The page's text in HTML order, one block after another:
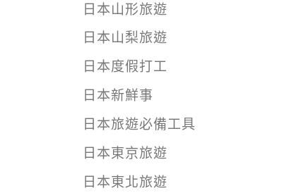
日本山形旅遊
日本山梨旅遊
日本度假打工
日本新鮮事
日本旅遊必備工具
日本東京旅遊
日本東北旅遊